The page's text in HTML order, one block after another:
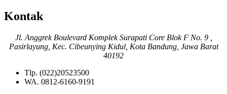
Kontak
Jl. Anggrek Boulevard Komplek Surapati Core Blok F No. 9 ,
Pasirlayung, Kec. Cibeunying Kidul, Kota Bandung, Jawa Barat
40192
Tlp. (022)20523500
WA. 0812-6160-9191